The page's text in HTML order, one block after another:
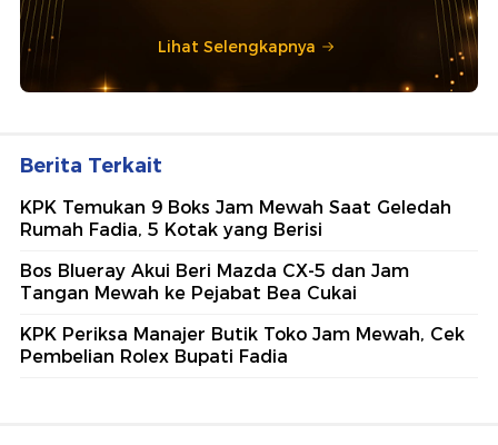
Lihat Selengkapnya
Berita Terkait
KPK Temukan 9 Boks Jam Mewah Saat Geledah
Rumah Fadia, 5 Kotak yang Berisi
Bos Blueray Akui Beri Mazda CX-5 dan Jam
Tangan Mewah ke Pejabat Bea Cukai
KPK Periksa Manajer Butik Toko Jam Mewah, Cek
Pembelian Rolex Bupati Fadia